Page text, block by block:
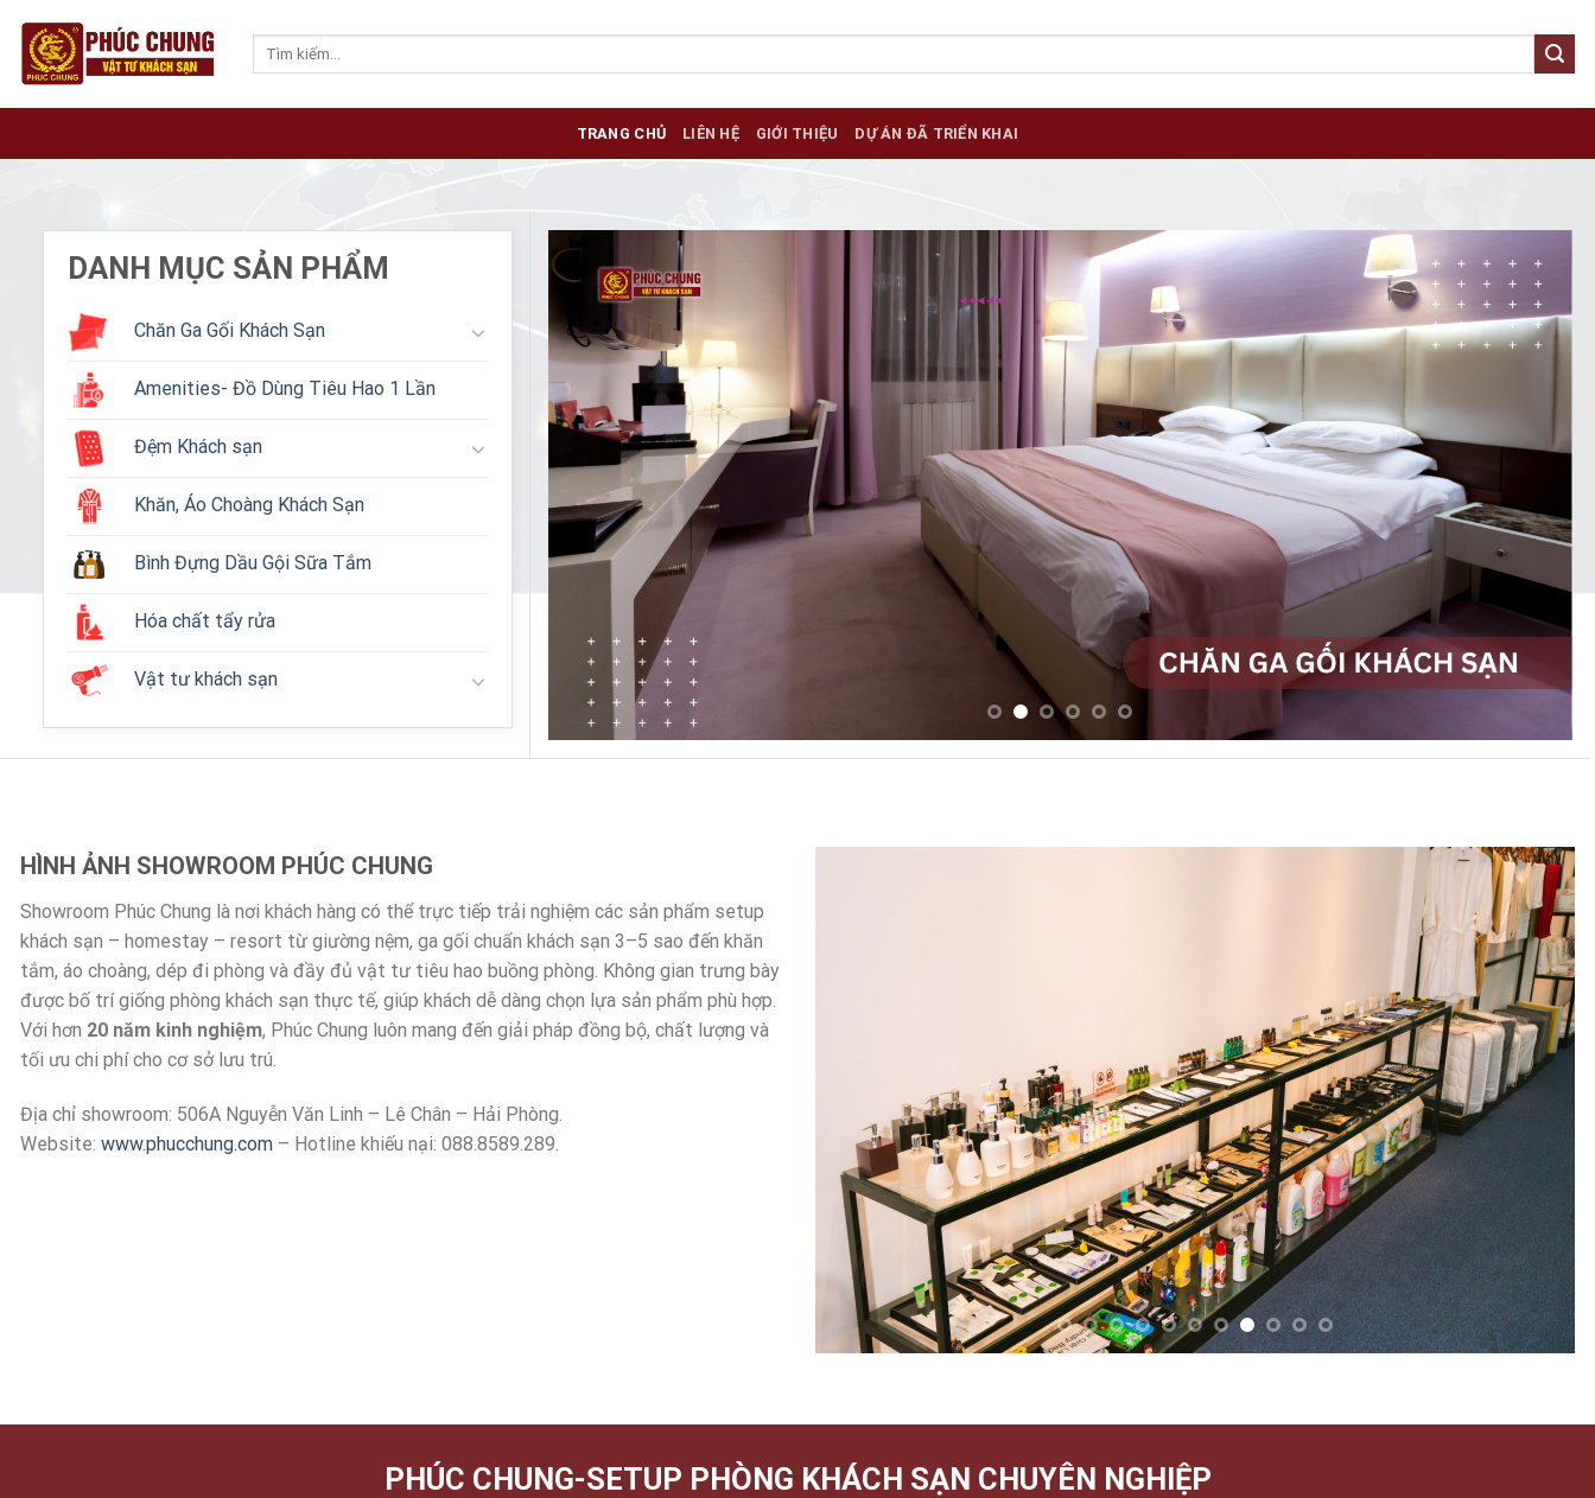
content
Tìm
TRANG CHỦ LIÊN HỆ GIỚI THIỆU DỰ ÁN ĐÃ TRIỂN KHAI
DANH MỤC SẢN PHẨM
Chăn Ga Gối Khách Sạn
Amenities- Đồ Dùng Tiêu Hao 1 Lần
Đệm Khách sạn
Khăn, Áo Choàng Khách Sạn
Bình Đựng Dầu Gội Sữa Tắm
Hóa chất tẩy rửa
Vật tư khách sạn
HÌNH ẢNH SHOWROOM PHÚC CHUNG
Showroom Phúc Chung là nơi khách hàng có thể trực tiếp trải nghiệm các sản phẩm setup
khách sạn – homestay – resort từ giường nệm, ga gối chuẩn khách sạn 3–5 sao đến khăn
tắm, áo choàng, dép đi phòng và đầy đủ vật tư tiêu hao buồng phòng. Không gian trưng bày
được bố trí giống phòng khách sạn thực tế, giúp khách dễ dàng chọn lựa sản phẩm phù hợp.
Với hơn 20 năm kinh nghiệm, Phúc Chung luôn mang đến giải pháp đồng bộ, chất lượng và
tối ưu chi phí cho cơ sở lưu trú.
Địa chỉ showroom: 506A Nguyễn Văn Linh – Lê Chân – Hải Phòng.
Website: www.phucchung.com – Hotline khiếu nại: 088.8589.289.
PHÚC CHUNG-SETUP PHÒNG KHÁCH SẠN CHUYÊN NGHIỆP